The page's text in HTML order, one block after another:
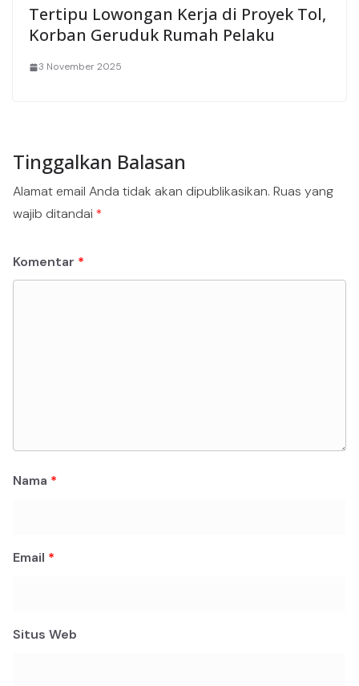
Tertipu Lowongan Kerja di Proyek Tol,
Korban Geruduk Rumah Pelaku
3 November 2025
Tinggalkan Balasan
Alamat email Anda tidak akan dipublikasikan. Ruas yang
wajib ditandai *
Komentar *
Nama *
Email *
Situs Web